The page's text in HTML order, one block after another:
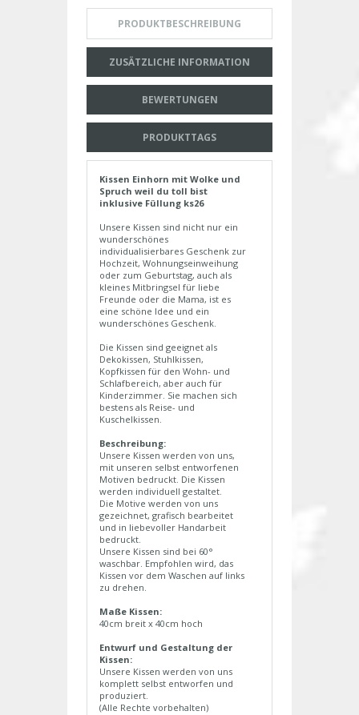
PRODUKTBESCHREIBUNG
ZUSÄTZLICHE INFORMATION
BEWERTUNGEN
PRODUKTTAGS
Kissen Einhorn mit Wolke und
Spruch weil du toll bist
inklusive Füllung ks26
Unsere Kissen sind nicht nur ein
wunderschönes
individualisierbares Geschenk zur
Hochzeit, Wohnungseinweihung
oder zum Geburtstag, auch als
kleines Mitbringsel für liebe
Freunde oder die Mama, ist es
eine schöne Idee und ein
wunderschönes Geschenk.
Die Kissen sind geeignet als
Dekokissen, Stuhlkissen,
Kopfkissen für den Wohn- und
Schlafbereich, aber auch für
Kinderzimmer. Sie machen sich
bestens als Reise- und
Kuschelkissen.
Beschreibung:
Unsere Kissen werden von uns,
mit unseren selbst entworfenen
Motiven bedruckt. Die Kissen
werden individuell gestaltet.
Die Motive werden von uns
gezeichnet, grafisch bearbeitet
und in liebevoller Handarbeit
bedruckt.
Unsere Kissen sind bei 60°
waschbar. Empfohlen wird, das
Kissen vor dem Waschen auf links
zu drehen.
Maße Kissen:
40cm breit x 40cm hoch
Entwurf und Gestaltung der
Kissen:
Unsere Kissen werden von uns
komplett selbst entworfen und
produziert.
(Alle Rechte vorbehalten)